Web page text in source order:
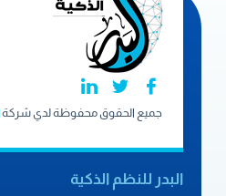
جميع الحقوق محفوظة لدي شركة
البدر للنظم الذكية